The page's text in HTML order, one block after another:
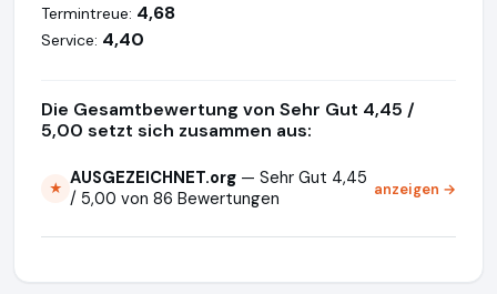
Termintreue: 4,68
Service: 4,40
Die Gesamtbewertung von Sehr Gut 4,45 /
5,00 setzt sich zusammen aus:
★ AUSGEZEICHNET.org — Sehr Gut 4,45
/ 5,00 von 86 Bewertungen
anzeigen →